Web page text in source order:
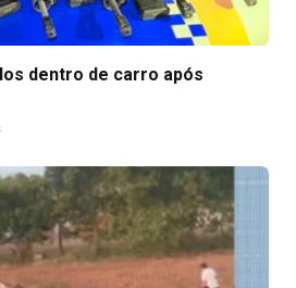
dentro de carro após